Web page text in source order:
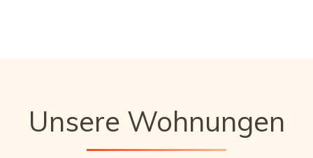
Unsere Wohnungen